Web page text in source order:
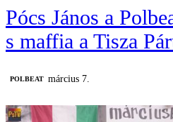
Pócs János a
s maffia a Tisza
‎POLBEAT március 7.